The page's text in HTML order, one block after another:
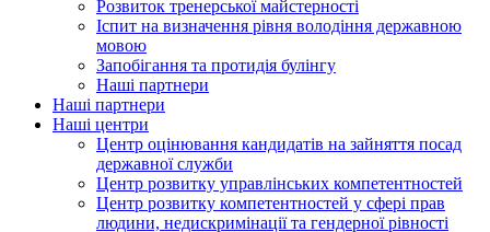
Розвиток тренерської майстерності
Іспит на визначення рівня володіння державною
мовою
Запобігання та протидія булінгу
Наші партнери
Наші партнери
Наші центри
Центр оцінювання кандидатів на зайняття посад
державної служби
Центр розвитку управлінських компетентностей
Центр розвитку компетентностей у сфері прав
людини, недискримінації та гендерної рівності